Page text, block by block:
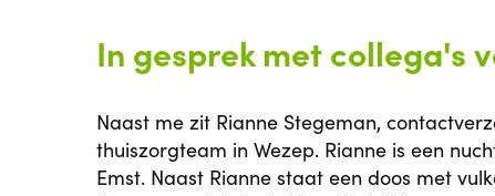
In gesprek met collega's
Naast me zit Rianne Stegeman,
thuiszorgteam in Wezep. Rianne is een
Emst. Naast Rianne staat een doos met